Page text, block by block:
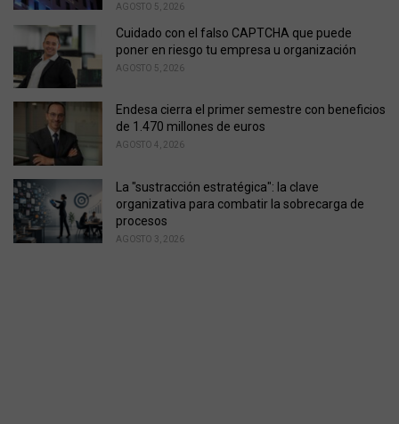
AGOSTO 5, 2026
Cuidado con el falso CAPTCHA que puede
poner en riesgo tu empresa u organización
AGOSTO 5, 2026
Endesa cierra el primer semestre con beneficios
de 1.470 millones de euros
AGOSTO 4, 2026
La "sustracción estratégica": la clave
organizativa para combatir la sobrecarga de
procesos
AGOSTO 3, 2026